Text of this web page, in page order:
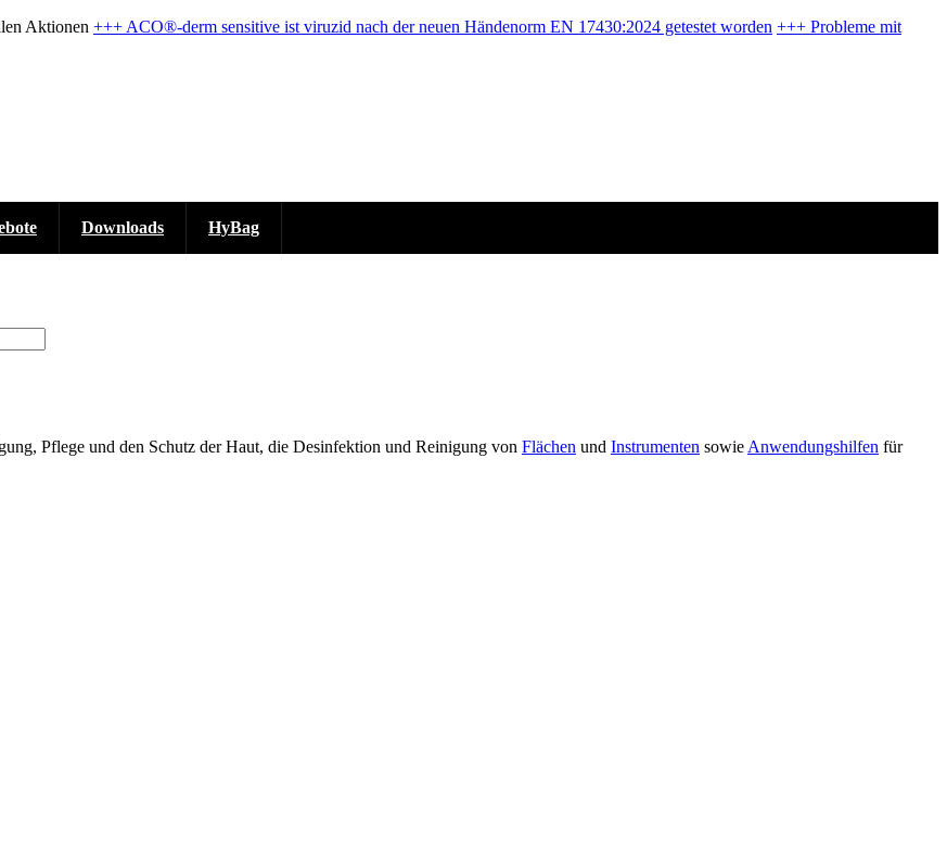
Aktionen +++ ACO®-derm sensitive ist viruzid nach der neuen Händenorm EN 17430:2024 getestet worden +++ Probleme mit
Downloads HyBag
Pflege und den Schutz der Haut, die Desinfektion und Reinigung von Flächen und Instrumenten sowieAnwendungshilfen für